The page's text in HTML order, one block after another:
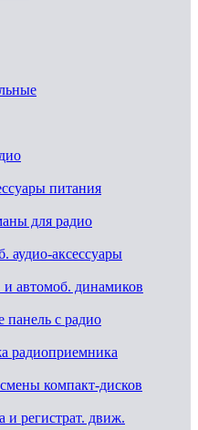
питания
для радио
аудио-аксессуары
автомоб. динамиков
с радио
радиоприемника
компакт-дисков
и регистрат. движ.